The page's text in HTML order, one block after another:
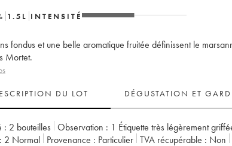
1.5 L INTENSITÉ
fondus et une belle aromatique fruitée définissent le
Mortet.
DU LOT DÉGUSTATION ET
: 2 bouteilles Observation : 1 Étiquette très légèrement
2 Normal Provenance : particulier TVA récupérable :
non